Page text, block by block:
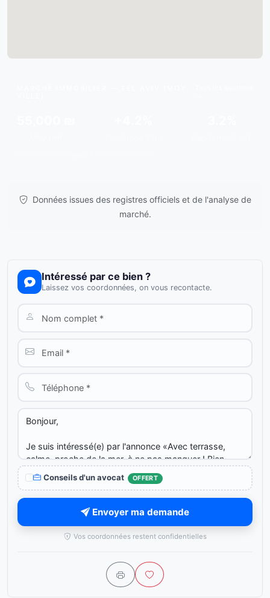
Données issues des registres officiels et de l'analyse de
marché.
Intéressé par ce bien ?
Laissez vos coordonnées, on vous recontacte.
Conseils d'un avocat OFFERT
Envoyer ma demande
Vos coordonnées restent confidentielles